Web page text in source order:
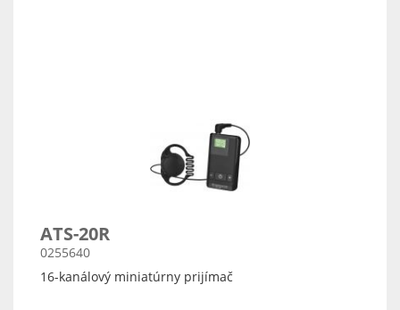
ATS-20R
0255640
16-kanálový miniatúrny prijímač